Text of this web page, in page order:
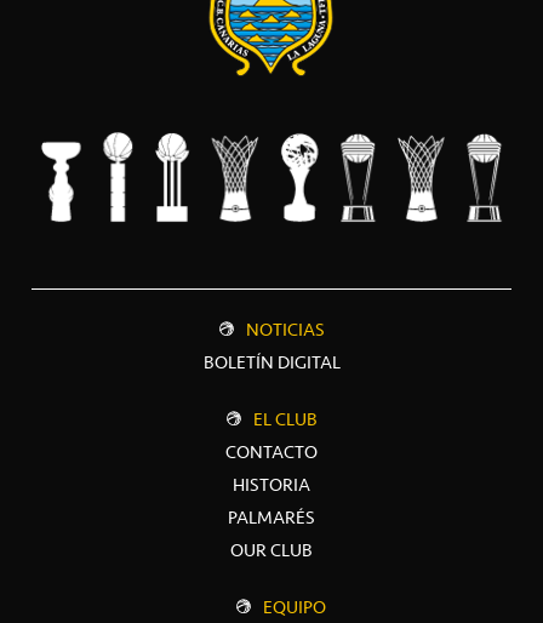
NOTICIAS
BOLETÍN DIGITAL
EL CLUB
CONTACTO
HISTORIA
PALMARÉS
OUR CLUB
EQUIPO